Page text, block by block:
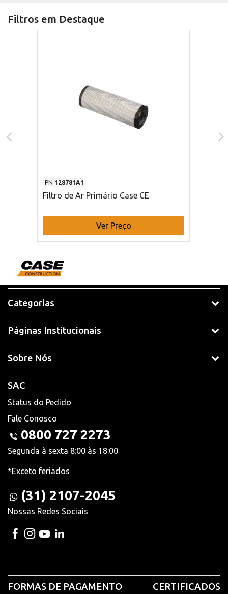
Filtros em Destaque
PN 128781A1
Filtro de Ar Primário Case CE
Ver Preço
Categorias
Páginas Institucionais
Sobre Nós
SAC
Status do Pedido
Fale Conosco
0800 727 2273
Segunda à sexta 8:00 às 18:00
*Exceto feriados
(31) 2107-2045
Nossas Redes Sociais
FORMAS DE PAGAMENTO CERTIFICADOS